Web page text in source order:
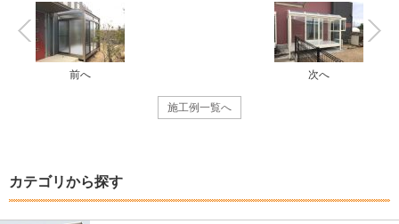
施工例一覧へ
前へ 次へ
カテゴリから探す